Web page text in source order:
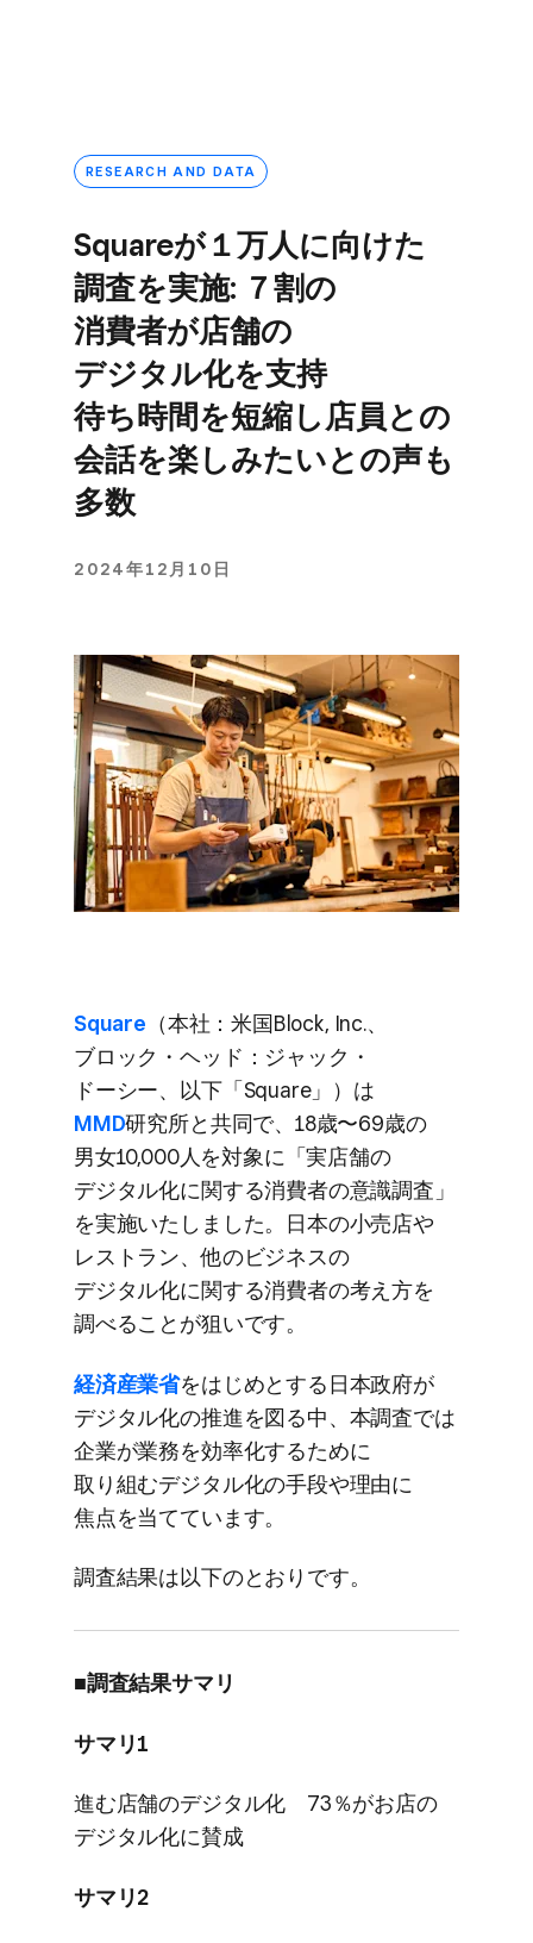
RESEARCH AND DATA
Squareが​１万人に​向けた​
調査を​実施: ７割の​
消費者が​店舗の​
デジタル化を​支持
待ち時間を​短縮し店員との​
会話を​楽しみたいとの​声も​
多数
2024年12月10日
Square ​（本社：米国Block, Inc.、​
ブロック・ヘッド：ジャック・
ドーシー、​以下​「Square」）は
MMD研究所と​共同で、​18歳〜69歳の​
男女10,000人を​対象に​「実店舗の​
デジタル化に​関する​消費者の​意識調査」
を​実施いたしました。​日本の​小売店や​
レストラン、​他の​ビジネスの​
デジタル化に​関する​消費者の​考え方を​
調べる​ことが​狙いです。
経済産業省を​はじめと​する​日本政府が​
デジタル化の​推進を​図る​中、​本調査では​
企業が​業務を​効率化する​ために​
取り組むデジタル化の​手段や​理由に​
焦点を​当てています。
調査結果は​以下の​とおりです。
■調査結果​サマリ
サマリ1
進む店舗の​デジタル化 73％が​お店の​
デジタル化に​賛成
サマリ2